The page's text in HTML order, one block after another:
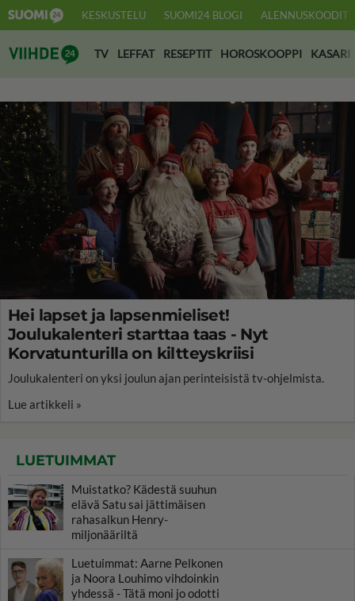
KESKUSTELU SUOMI24 BLOGI ALENNUSKOODIT
Suomi24 Viihde
TV LEFFAT RESEPTIT HOROSKOOPPI KASARI
Hei lapset ja lapsenmieliset!
Joulukalenteri starttaa taas - Nyt
Korvatunturilla on kiltteyskriisi
Joulukalenteri on yksi joulun ajan perinteisistä tv-ohjelmista.
Lue artikkeli »
LUETUIMMAT
Muistatko? Kädestä suuhun
elävä Satu sai jättimäisen
rahasalkun Henry-
miljonääriltä
Luetuimmat: Aarne Pelkonen
ja Noora Louhimo vihdoinkin
yhdessä - Tätä moni jo odotti